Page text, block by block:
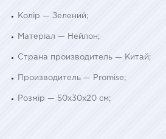
Колір — Зелений;
Матеріал — Нейлон;
Страна производитель — Китай;
Производитель — Promise;
Розмір — 50x30x20 см;